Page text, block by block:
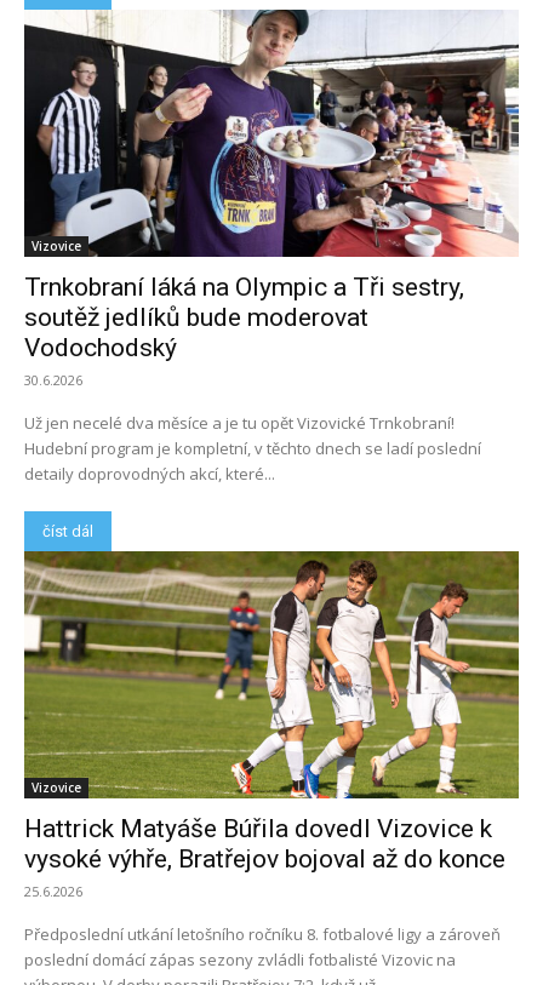
Vizovice
Trnkobraní láká na Olympic a Tři sestry,
soutěž jedlíků bude moderovat
Vodochodský
30.6.2026
Už jen necelé dva měsíce a je tu opět Vizovické Trnkobraní!
Hudební program je kompletní, v těchto dnech se ladí poslední
detaily doprovodných akcí, které...
číst dál
Vizovice
Hattrick Matyáše Búřila dovedl Vizovice k
vysoké výhře, Bratřejov bojoval až do konce
25.6.2026
Předposlední utkání letošního ročníku 8. fotbalové ligy a zároveň
poslední domácí zápas sezony zvládli fotbalisté Vizovic na